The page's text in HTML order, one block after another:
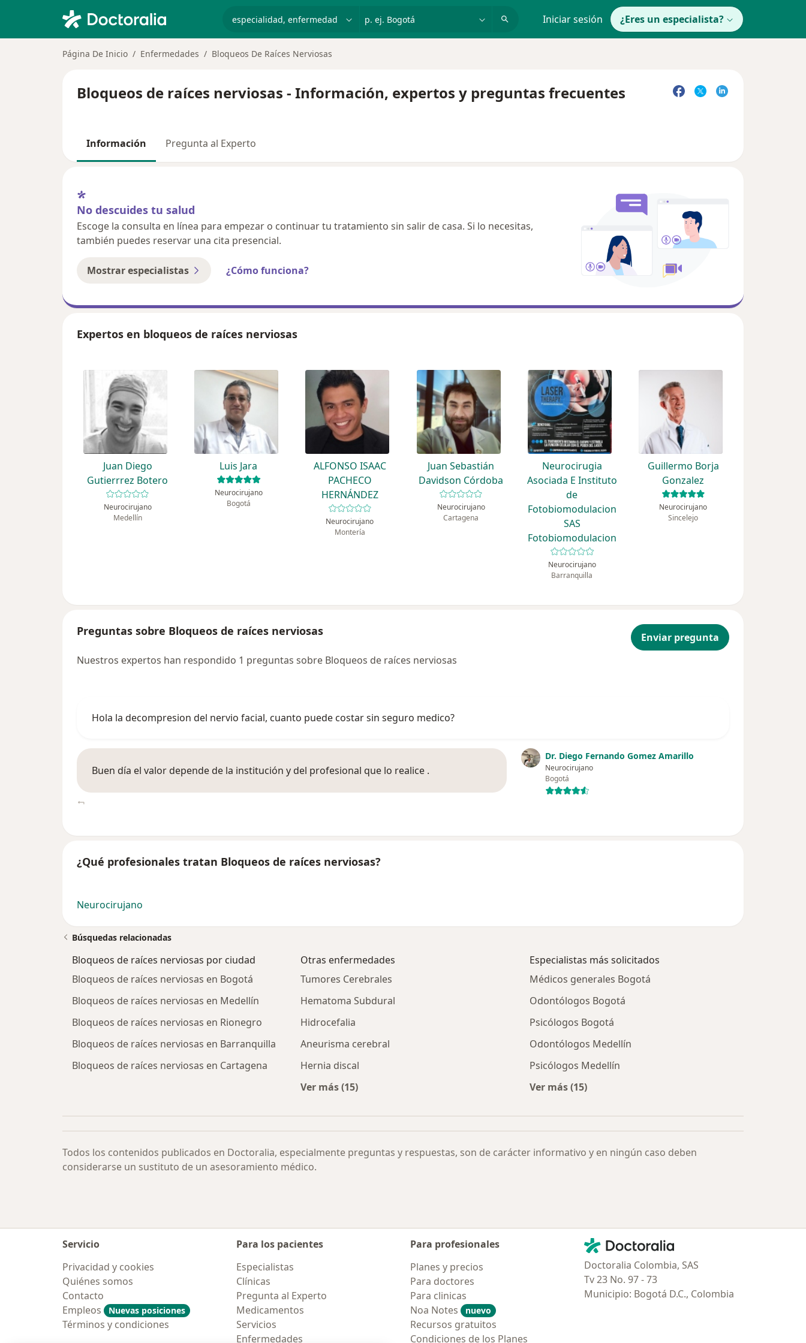
p. ej. Bogotá Iniciar sesión ¿Eres un especialista?
Página De Inicio Enfermedades Bloqueos De Raíces Nerviosas
Bloqueos de raíces nerviosas - Información, expertos y preguntas frecuentes
Información Pregunta al Experto
No descuides tu salud
Escoge la consulta en línea para empezar o continuar tu tratamiento sin salir de casa. Si lo necesitas,
también puedes reservar una cita presencial.
Mostrar especialistas ¿Cómo funciona?
Expertos en bloqueos de raíces nerviosas
Juan Diego
Gutierrrez Botero
Neurocirujano
Medellín
Luis Jara
Neurocirujano
Bogotá
ALFONSO ISAAC
PACHECO
HERNÁNDEZ
Neurocirujano
Montería
Juan Sebastián
Davidson Córdoba
Neurocirujano
Cartagena
Neurocirugia
Asociada E Instituto
de
Fotobiomodulacion
SAS
Fotobiomodulacion
Neurocirujano
Barranquilla
Guillermo Borja
Gonzalez
Neurocirujano
Sincelejo
Preguntas sobre Bloqueos de raíces nerviosas
Enviar pregunta
Nuestros expertos han respondido 1 preguntas sobre Bloqueos de raíces nerviosas
Hola la decompresion del nervio facial, cuanto puede costar sin seguro medico?
Dr. Diego Fernando Gomez Amarillo
Neurocirujano
Bogotá
Buen día el valor depende de la institución y del profesional que lo realice .
¿Qué profesionales tratan Bloqueos de raíces nerviosas?
Neurocirujano
Búsquedas relacionadas
Bloqueos de raíces nerviosas por ciudad
Bloqueos de raíces nerviosas en Bogotá
Bloqueos de raíces nerviosas en Medellín
Bloqueos de raíces nerviosas en Rionegro
Bloqueos de raíces nerviosas en Barranquilla
Bloqueos de raíces nerviosas en Cartagena
Otras enfermedades
Tumores Cerebrales
Hematoma Subdural
Hidrocefalia
Aneurisma cerebral
Hernia discal
Ver más (15)
Especialistas más solicitados
Médicos generales Bogotá
Odontólogos Bogotá
Psicólogos Bogotá
Odontólogos Medellín
Psicólogos Medellín
Ver más (15)
Todos los contenidos publicados en Doctoralia, especialmente preguntas y respuestas, son de carácter informativo y en ningún caso deben
considerarse un sustituto de un asesoramiento médico.
Servicio
Privacidad y cookies
Quiénes somos
Contacto
Empleos
Nuevas posiciones
Términos y condiciones
Para los pacientes
Especialistas
Clínicas
Pregunta al Experto
Medicamentos
Servicios
Enfermedades
Para profesionales
Planes y precios
Para doctores
Para clinicas
Noa Notes
nuevo
Recursos gratuitos
Condiciones de los Planes
Contacto
Doctoralia - Página de inicio
Doctoralia Colombia, SAS
Tv 23 No. 97 - 73
Municipio: Bogotá D.C., Colombia